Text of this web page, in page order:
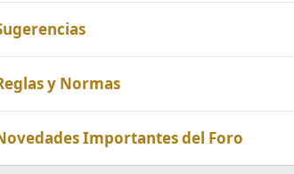
y Normas
Importantes del Foro